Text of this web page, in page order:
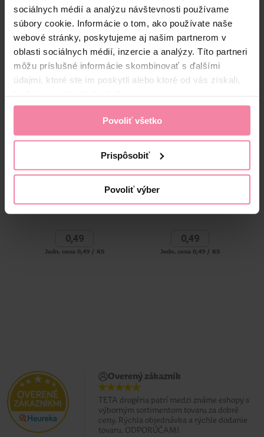
sociálnych médií a analýzu návštevnosti používame
súbory cookie. Informácie o tom, ako používate naše
webové stránky, poskytujeme aj našim partnerom v
oblasti sociálnych médií, inzercie a analýzy. Títo partneri
môžu príslušné informácie skombinovať s ďalšími
údajmi, ktoré ste im poskytli alebo ktoré od vás získali,
Povoliť všetko
Prispôsobiť
Povoliť výber
Zloženie
High-contrast mode
Alternatívne produkty
Bros mucholapka 1 ks
0,49
Jedn. cena 0,49 / KS
0,49
Jedn. cena 0,49 / KS
Overený zákazník
TETA drogéria patrí medzi známe eshopy s
výborným sortimentom tovaru za dobré
ceny. Rýchla objednávka a rýchle dodanie
tovaru. ODPORÚČAM!